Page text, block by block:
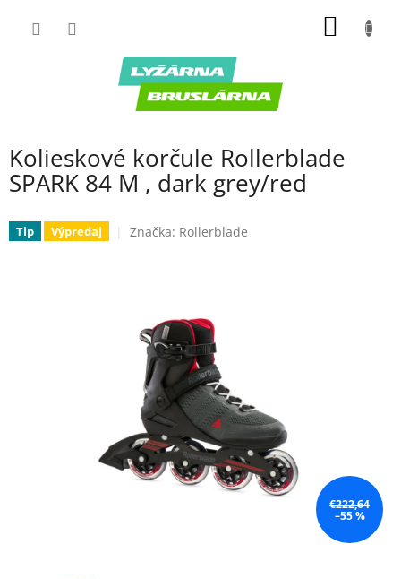
Kolieskové korčule Rollerblade
SPARK 84 M , dark grey/red
Tip Výpredaj Značka: Rollerblade
€222,64
–55 %